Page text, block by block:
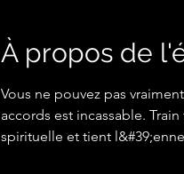
À propos de
Vous ne pouvez pas
accords est incassable.
spirituelle et tient